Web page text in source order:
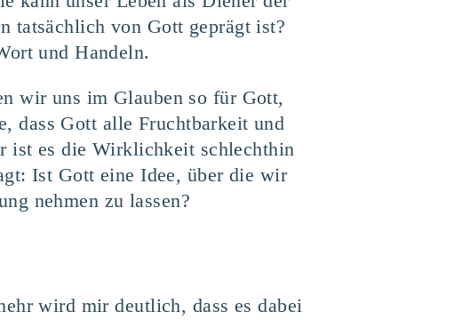
tatsächlich von Gott geprägt ist?
und Handeln.
wir uns im Glauben so für Gott,
dass Gott alle Fruchtbarkeit und
ist es die Wirklichkeit schlechthin
Ist Gott eine Idee, über die wir
nehmen zu lassen?
wird mir deutlich, dass es dabei